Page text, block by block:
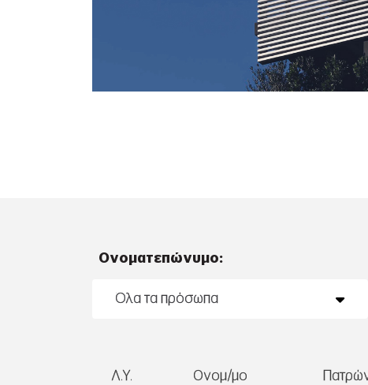
Ονοματεπώνυμο:
Λ.Υ. Ονομ/μο